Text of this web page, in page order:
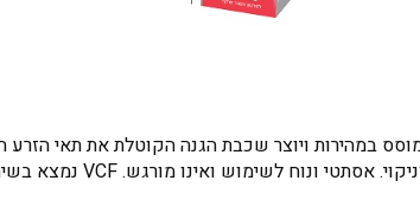
במהירות ויוצר שכבת הגנה הקוטלת את תאי